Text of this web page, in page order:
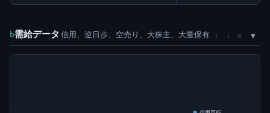
b需給データ 信用、逆日歩、空売り、大株主、大量保有 ↑ ↓ ×